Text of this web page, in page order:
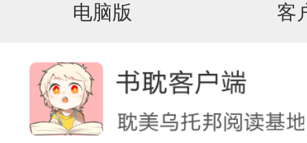
电脑版 客